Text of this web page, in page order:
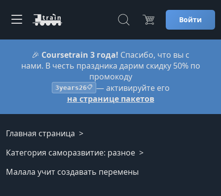
Войти
🎉 Coursetrain 3 года! Спасибо, что вы с
нами. В честь праздника дарим скидку 50% по
промокоду
3years26📋 — активируйте его
на странице пакетов
Главная страница
Категория саморазвитие: разное
Малала учит создавать перемены